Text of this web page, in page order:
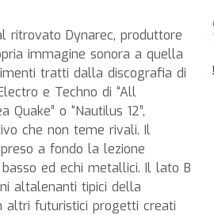
ritrovato Dynarec, produttore
immagine sonora a quella
tratti dalla discografia di
e Techno di “All
o “Nautilus 12”,
che non teme rivali. Il
a fondo la lezione
ed echi metallici. Il lato B
altalenanti tipici della
altri futuristici progetti creati